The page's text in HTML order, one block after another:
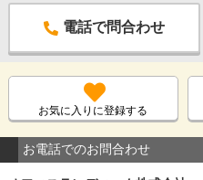
電話で問合わせ
お気に入りに登録する
お電話でのお問合わせ